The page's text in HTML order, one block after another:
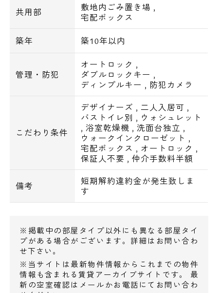
京王線 / 笹塚駅 歩8分
小田急線 / 東北沢駅 歩7分
ショッピングセンター
◆ショッピングモールTWENTY ONE 496m
◆無印良品MUJI comフレンテ笹塚店 504m
◆フレンテ笹塚 506m
スーパー
◆クイーンズ伊勢丹笹塚店 488m
◆ナチュラルハウス笹塚店 505m
◆ライフ笹塚店 599m
コンビニ
◆ファミリーマート世田谷北沢四丁目店 198m
◆ローソン東北沢駅前店 440m
ドラッグストア
◆サンドラッグ笹塚南口店 454m
共用部 敷地内ごみ置き場 ,
宅配ボックス
築年 築10年以内
管理・防犯
オートロック ,
ダブルロックキー ,
ディンプルキー , 防犯カメラ
こだわり条件
デザイナーズ , 二人入居可 ,
バストイレ別 , ウォシュレット
, 浴室乾燥機 , 洗面台独立 ,
ウォークインクローゼット ,
宅配ボックス , オートロック ,
保証人不要 ,仲介手数料半額
備考
短期解約違約金が発生致しま
す
※掲載中の部屋タイプ以外にも異なる部屋タイ
プがある場合がございます。詳細はお問い合わ
せ下さい。
※当サイトは最新物件情報からこれまでの物件
情報も含まれる賃貸アーカイブサイトです。 最
新の空室確認はメールかお電話にてお問い合わ